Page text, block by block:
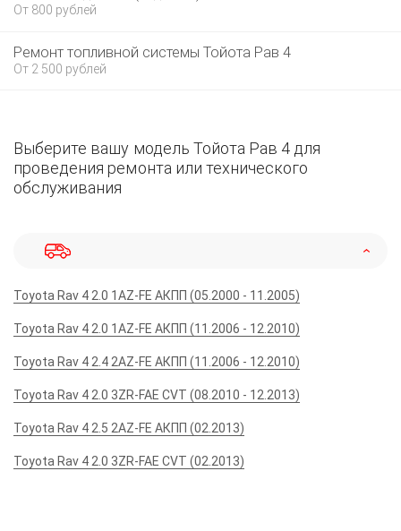
От 800 рублей
Ремонт топливной системы Тойота Рав 4
От 2 500 рублей
Выберите вашу модель Тойота Рав 4 для
проведения ремонта или технического
обслуживания
Toyota Rav 4 2.0 1AZ-FE АКПП (05.2000 - 11.2005)
Toyota Rav 4 2.0 1AZ-FE АКПП (11.2006 - 12.2010)
Toyota Rav 4 2.4 2AZ-FE АКПП (11.2006 - 12.2010)
Toyota Rav 4 2.0 3ZR-FAE CVT (08.2010 - 12.2013)
Toyota Rav 4 2.5 2AZ-FE АКПП (02.2013)
Toyota Rav 4 2.0 3ZR-FAE CVT (02.2013)